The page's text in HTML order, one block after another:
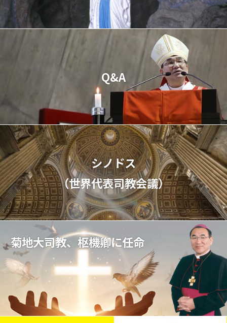
Q&A
シノドス
（世界代表司教会議）
菊地大司教、枢機卿に任命